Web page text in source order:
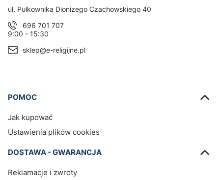
Adres:
ul. Pułkownika Dionizego Czachowskiego 40
696 701 707
9:00 - 15:30
sklep@e-religijne.pl
Linki w stopce
POMOC
Jak kupować
Ustawienia plików cookies
DOSTAWA - GWARANCJA
Reklamacje i zwroty